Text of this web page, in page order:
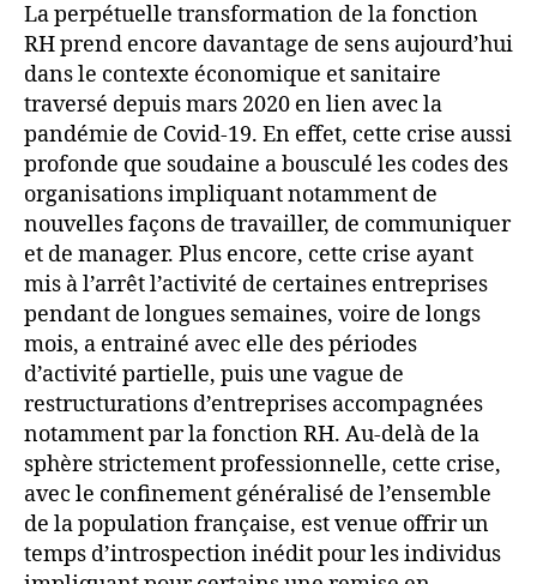
La perpétuelle transformation de la fonction
RH prend encore davantage de sens aujourd’hui
dans le contexte économique et sanitaire
traversé depuis mars 2020 en lien avec la
pandémie de Covid-19. En effet, cette crise aussi
profonde que soudaine a bousculé les codes des
organisations impliquant notamment de
nouvelles façons de travailler, de communiquer
et de manager. Plus encore, cette crise ayant
mis à l’arrêt l’activité de certaines entreprises
pendant de longues semaines, voire de longs
mois, a entrainé avec elle des périodes
d’activité partielle, puis une vague de
restructurations d’entreprises accompagnées
notamment par la fonction RH. Au-delà de la
sphère strictement professionnelle, cette crise,
avec le confinement généralisé de l’ensemble
de la population française, est venue offrir un
temps d’introspection inédit pour les individus